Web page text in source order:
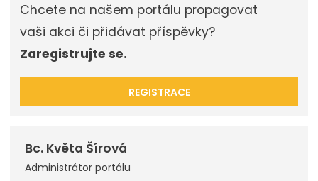
Chcete na našem portálu propagovat
vaši akci či přidávat příspěvky?
Zaregistrujte se.
REGISTRACE
Bc. Květa Šírová
Administrátor portálu